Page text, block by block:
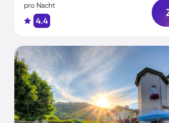
pro Nacht
4.4